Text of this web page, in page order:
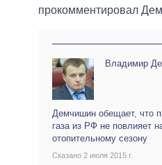
прокомментировал
Владимир
Демчишин обещает, что
газа из РФ не повлияет
отопительному сезону
Сказано 2 июля 2015 г.